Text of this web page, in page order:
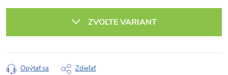
ZVOĽTE VARIANT
Opýtať sa Zdieľať